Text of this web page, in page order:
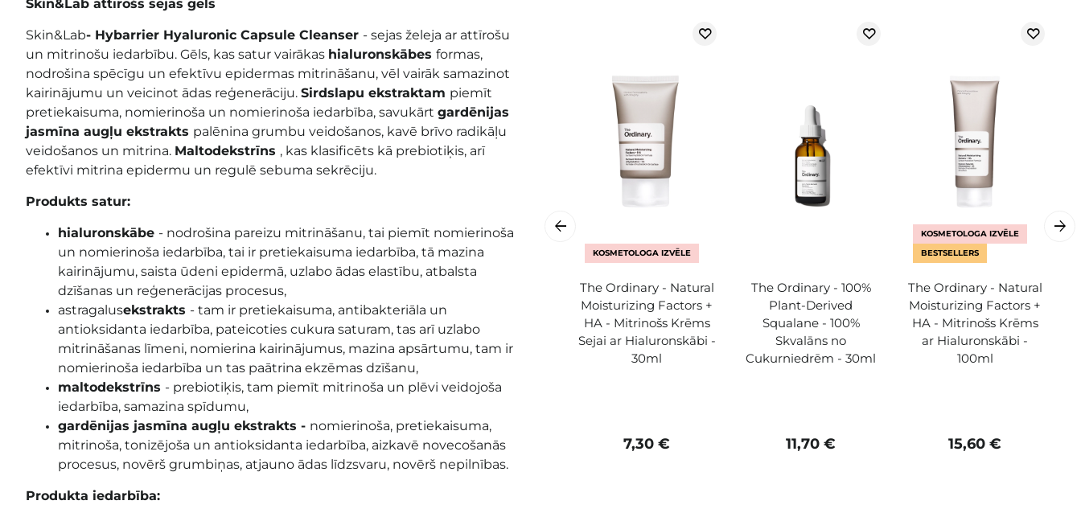
Skin&Lab attīrošs sejas gēls
Skin&Lab- Hybarrier Hyaluronic Capsule Cleanser - sejas želeja ar attīrošu
un mitrinošu iedarbību. Gēls, kas satur vairākas hialuronskābes formas,
nodrošina spēcīgu un efektīvu epidermas mitrināšanu, vēl vairāk samazinot
kairinājumu un veicinot ādas reģenerāciju. Sirdslapu ekstraktam piemīt
pretiekaisuma, nomierinoša un nomierinoša iedarbība, savukārt gardēnijas
jasmīna augļu ekstrakts palēnina grumbu veidošanos, kavē brīvo radikāļu
veidošanos un mitrina. Maltodekstrīns , kas klasificēts kā prebiotiķis, arī
efektīvi mitrina epidermu un regulē sebuma sekrēciju.
Produkts satur:
hialuronskābe - nodrošina pareizu mitrināšanu, tai piemīt nomierinoša
un nomierinoša iedarbība, tai ir pretiekaisuma iedarbība, tā mazina
kairinājumu, saista ūdeni epidermā, uzlabo ādas elastību, atbalsta
dzīšanas un reģenerācijas procesus,
astragalusekstrakts - tam ir pretiekaisuma, antibakteriāla un
antioksidanta iedarbība, pateicoties cukura saturam, tas arī uzlabo
mitrināšanas līmeni, nomierina kairinājumus, mazina apsārtumu, tam ir
nomierinoša iedarbība un tas paātrina ekzēmas dzīšanu,
maltodekstrīns - prebiotiķis, tam piemīt mitrinoša un plēvi veidojoša
iedarbība, samazina spīdumu,
gardēnijas jasmīna augļu ekstrakts - nomierinoša, pretiekaisuma,
mitrinoša, tonizējoša un antioksidanta iedarbība, aizkavē novecošanās
procesus, novērš grumbiņas, atjauno ādas līdzsvaru, novērš nepilnības.
Produkta iedarbība:
KOSMETOLOGA IZVĒLE
The Ordinary - Natural
Moisturizing Factors +
HA - Mitrinošs Krēms
Sejai ar Hialuronskābi -
30ml
7,30 €
The Ordinary - 100%
Plant-Derived
Squalane - 100%
Skvalāns no
Cukurniedrēm - 30ml
11,70 €
KOSMETOLOGA IZVĒLE
BESTSELLERS
The Ordinary - Natural
Moisturizing Factors +
HA - Mitrinošs Krēms
ar Hialuronskābi -
100ml
15,60 €